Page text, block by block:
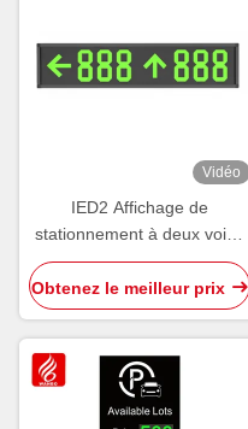
Vidéo
IED2 Affichage de
stationnement à deux voies
Tableau de guidage intérieur
Affichage d'écran Wayfinder
Obtenez le meilleur prix